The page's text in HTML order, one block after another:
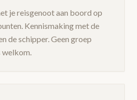
je reisgenoot aan boord op
Kennismaking met de
de schipper. Geen groep
welkom.